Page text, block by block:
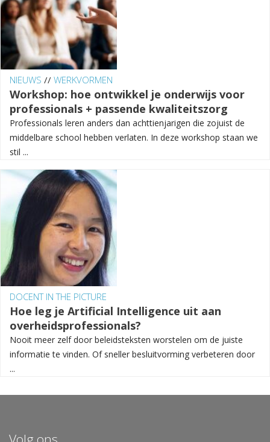
NIEUWS // WERKVORMEN
Workshop: hoe ontwikkel je onderwijs voor
professionals + passende kwaliteitszorg
Professionals leren anders dan achttienjarigen die zojuist de
middelbare school hebben verlaten. In deze workshop staan we
stil ...
DOCENT IN THE PICTURE
Hoe leg je Artificial Intelligence uit aan
overheidsprofessionals?
Nooit meer zelf door beleidsteksten worstelen om de juiste
informatie te vinden. Of sneller besluitvorming verbeteren door
...